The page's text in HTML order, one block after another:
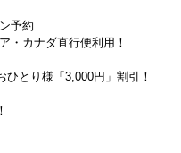
予約
・カナダ直行便利用！
ひとり様「3,000円」割引！